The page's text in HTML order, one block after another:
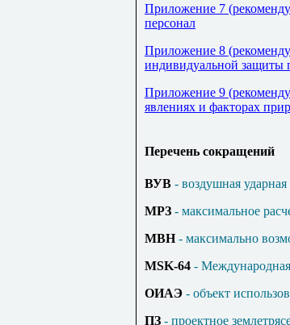
Приложение 7
персонал
Приложение 8
индивидуальной защиты
Приложение 9
явлениях и факторах
Перечень сокращений
ВУВ - воздушная ударная
МРЗ - максимальное
МВН- максимально
MSK-64 -
ОИАЭ - объект
ПЗ - проектное